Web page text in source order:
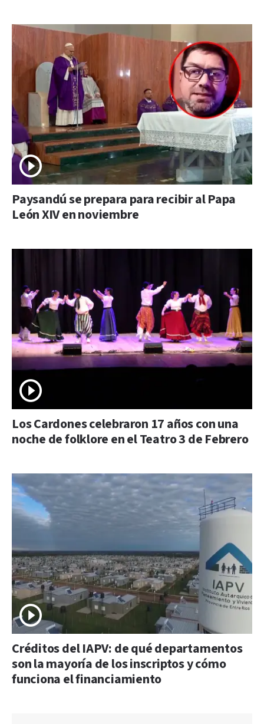
Paysandú se prepara para recibir al Papa
León XIV en noviembre
Los Cardones celebraron 17 años con una
noche de folklore en el Teatro 3 de Febrero
Créditos del IAPV: de qué departamentos
son la mayoría de los inscriptos y cómo
funciona el financiamiento